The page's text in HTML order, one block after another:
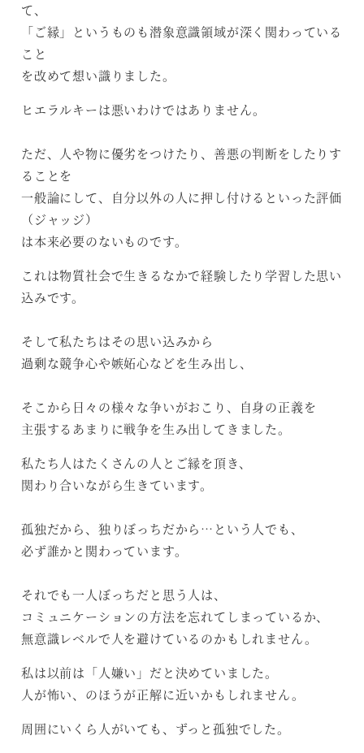
て、
「ご縁」というものも潜象意識領域が深く関わっている
こと
を改めて想い識りました。
ヒエラルキーは悪いわけではありません。
ただ、人や物に優劣をつけたり、善悪の判断をしたりす
ることを
一般論にして、自分以外の人に押し付けるといった評価
（ジャッジ）
は本来必要のないものです。
これは物質社会で生きるなかで経験したり学習した思い
込みです。
そして私たちはその思い込みから
過剰な競争心や嫉妬心などを生み出し、
そこから日々の様々な争いがおこり、自身の正義を
主張するあまりに戦争を生み出してきました。
私たち人はたくさんの人とご縁を頂き、
関わり合いながら生きています。
孤独だから、独りぼっちだから…という人でも、
必ず誰かと関わっています。
それでも一人ぼっちだと思う人は、
コミュニケーションの方法を忘れてしまっているか、
無意識レベルで人を避けているのかもしれません。
私は以前は「人嫌い」だと決めていました。
人が怖い、のほうが正解に近いかもしれません。
周囲にいくら人がいても、ずっと孤独でした。